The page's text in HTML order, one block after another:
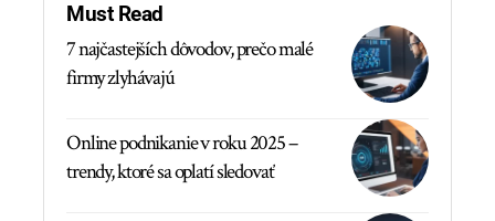
Must Read
7 najčastejších dôvodov, prečo malé
firmy zlyhávajú
Online podnikanie v roku 2025 –
trendy, ktoré sa oplatí sledovať